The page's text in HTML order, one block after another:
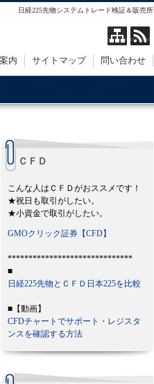
日経225先物システムトレード検証＆販売所
内 サイトマップ 問い合わせ
ＣＦＤ
こんな人はＣＦＤがおススメです！
★祝日も取引がしたい。
★小資金で取引がしたい。
GMOクリック証券【CFD】
******************************
■
日経225先物とＣＦＤ日本225を比較
■【動画】
CFDチャートでサポート・レジスタ
ンスを確認する方法